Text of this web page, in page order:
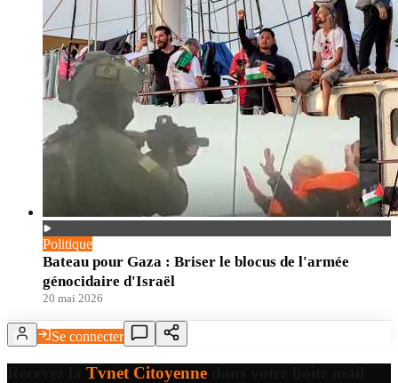
Politique
Bateau pour Gaza : Briser le blocus de l'armée
génocidaire d'Israël
20 mai 2026
Se connecter
Tvnet Citoyenne